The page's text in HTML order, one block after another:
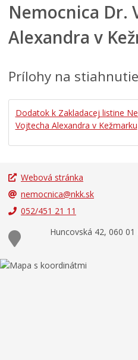
Pohotovostné kontakty
Mestská karta
Noviny Kežmarok
Učíme sa doma
EĽRO
Mestská knižnica
Kino Iskra
Letné kúpalisko
Verejnoprospešné služby
Sociálne veci
Nemocnica Dr.
Alexandra v
Prílohy na stiahnutie
Dodatok k Zakladacej listine
Vojtecha Alexandra v Kežmarku
Webová stránka
nemocnica@nkk.sk
052/451 21 11
Huncovská 42, 060